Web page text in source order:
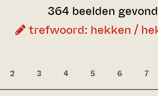
364 beelden
trefwoord: hekken /
2 3 4 5 6 7